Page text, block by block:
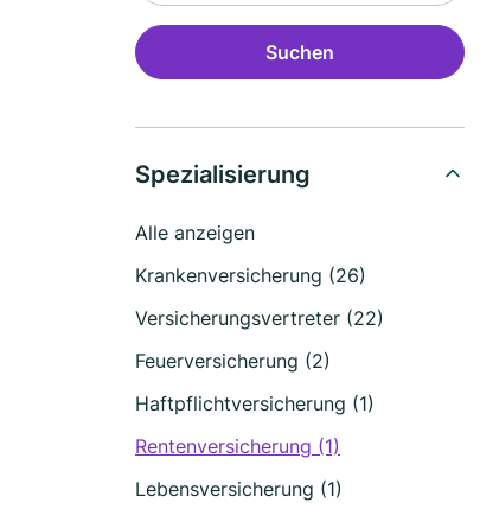
Suchen
Spezialisierung
Alle anzeigen
Krankenversicherung (26)
Versicherungsvertreter (22)
Feuerversicherung (2)
Haftpflichtversicherung (1)
Rentenversicherung (1)
Lebensversicherung (1)